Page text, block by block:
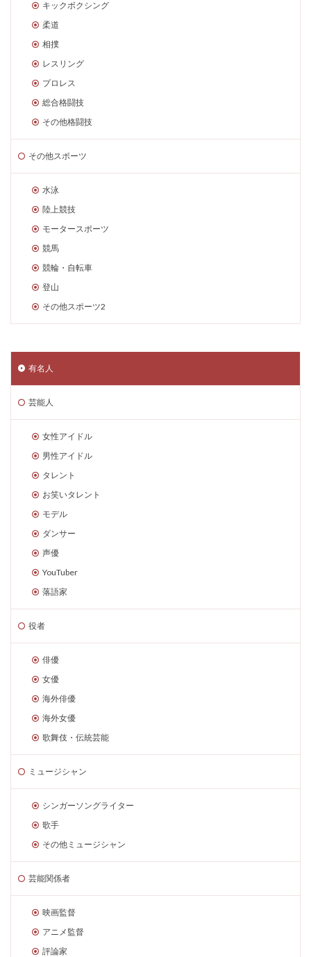
キックボクシング
柔道
相撲
レスリング
プロレス
総合格闘技
その他格闘技
その他スポーツ
水泳
陸上競技
モータースポーツ
競馬
競輪・自転車
登山
その他スポーツ2
有名人
芸能人
女性アイドル
男性アイドル
タレント
お笑いタレント
モデル
ダンサー
声優
YouTuber
落語家
役者
俳優
女優
海外俳優
海外女優
歌舞伎・伝統芸能
ミュージシャン
シンガーソングライター
歌手
その他ミュージシャン
芸能関係者
映画監督
アニメ監督
評論家